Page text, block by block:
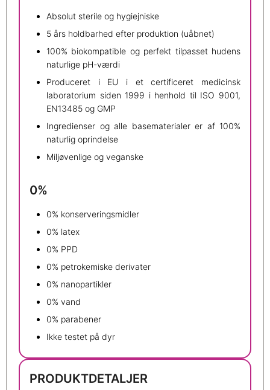
Absolut sterile og hygiejniske
5 års holdbarhed efter produktion (uåbnet)
100% biokompatible og perfekt tilpasset hudens
naturlige pH-værdi
Produceret i EU i et certificeret medicinsk
laboratorium siden 1999 i henhold til ISO 9001,
EN13485 og GMP
Ingredienser og alle basematerialer er af 100%
naturlig oprindelse
Miljøvenlige og veganske
0%
0% konserveringsmidler
0% latex
0% PPD
0% petrokemiske derivater
0% nanopartikler
0% vand
0% parabener
Ikke testet på dyr
PRODUKTDETALJER